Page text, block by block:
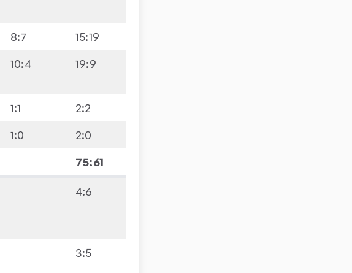
8:7 15:19
10:4 19:9
1:1 2:2
1:0 2:0
75:61
4:6
3:5